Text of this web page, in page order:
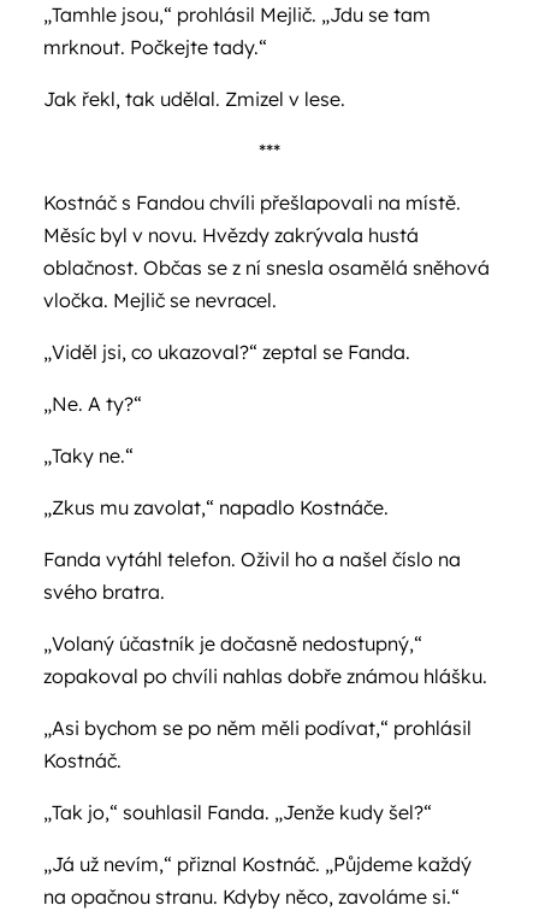
„Tamhle jsou,“ prohlásil Mejlič. „Jdu se tam
mrknout. Počkejte tady.“
Jak řekl, tak udělal. Zmizel v lese.
***
Kostnáč s Fandou chvíli přešlapovali na místě.
Měsíc byl v novu. Hvězdy zakrývala hustá
oblačnost. Občas se z ní snesla osamělá sněhová
vločka. Mejlič se nevracel.
„Viděl jsi, co ukazoval?“ zeptal se Fanda.
„Ne. A ty?“
„Taky ne.“
„Zkus mu zavolat,“ napadlo Kostnáče.
Fanda vytáhl telefon. Oživil ho a našel číslo na
svého bratra.
„Volaný účastník je dočasně nedostupný,“
zopakoval po chvíli nahlas dobře známou hlášku.
„Asi bychom se po něm měli podívat,“ prohlásil
Kostnáč.
„Tak jo,“ souhlasil Fanda. „Jenže kudy šel?“
„Já už nevím,“ přiznal Kostnáč. „Půjdeme každý
na opačnou stranu. Kdyby něco, zavoláme si.“